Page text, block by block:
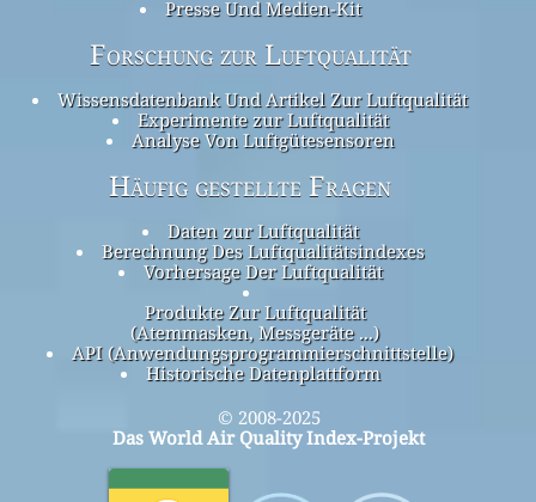
Presse Und Medien-Kit
Forschung zur Luftqualität
Wissensdatenbank Und Artikel Zur Luftqualität
Experimente zur Luftqualität
Analyse Von Luftgütesensoren
Häufig gestellte Fragen
Daten zur Luftqualität
Berechnung Des Luftqualitätsindexes
Vorhersage Der Luftqualität
Produkte Zur Luftqualität
(Atemmasken, Messgeräte ...)
API (Anwendungsprogrammierschnittstelle)
Historische Datenplattform
© 2008-2025
Das World Air Quality Index-Projekt